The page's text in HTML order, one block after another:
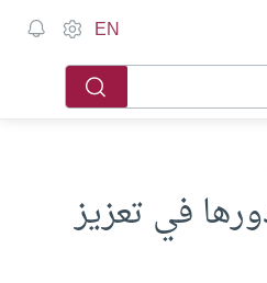
EN
في تعزيز